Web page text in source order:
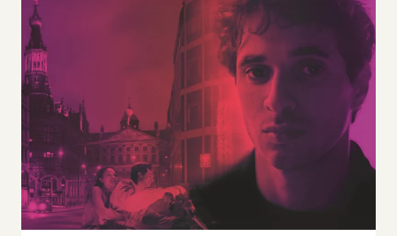
HALLOWEEN
ULTIMATIVEN
GRUSEL-
ERLEBNIS
MACHEN